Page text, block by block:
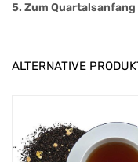
5. Zum Quartalsanfang
ALTERNATIVE